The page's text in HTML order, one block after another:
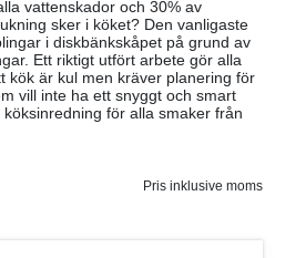
vattenskador och 30% av
sker i köket? Den vanligaste
i diskbänkskåpet på grund av
Ett riktigt utfört arbete gör alla
kök är kul men kräver planering för
vill inte ha ett snyggt och smart
för alla smaker från
Pris inklusive moms